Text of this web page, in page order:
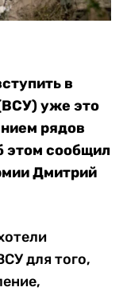
в
уже это
рядов
этом сообщил
Дмитрий
для того,